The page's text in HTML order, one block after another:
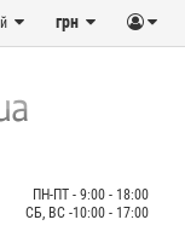
грн
ПН-ПТ - 9:00 - 18:00
СБ, ВС -10:00 - 17:00